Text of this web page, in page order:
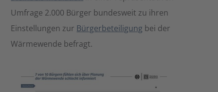
Umfrage 2.000 Bürger bundesweit zu ihren
Einstellungen zur Bürgerbeteiligung bei der
Wärmewende befragt.